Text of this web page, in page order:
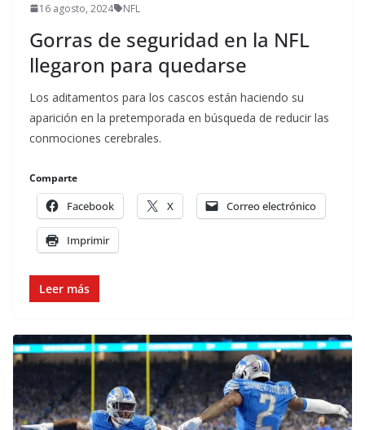
16 agosto, 2024 NFL
Gorras de seguridad en la NFL
llegaron para quedarse
Los aditamentos para los cascos están haciendo su
aparición en la pretemporada en búsqueda de reducir las
conmociones cerebrales.
Comparte
Facebook X Correo electrónico
Imprimir
Leer más